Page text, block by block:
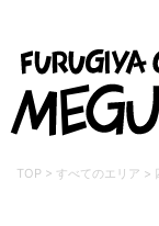
TOP > すべてのエリア >